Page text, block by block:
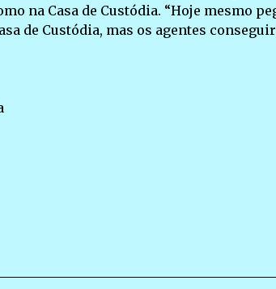
na Casa de Custódia. “Hoje mesmo
de Custódia, mas os agentes